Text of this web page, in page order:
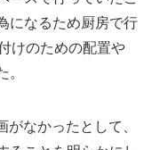
になるため厨房で行
けのための配置や
なかったとして、